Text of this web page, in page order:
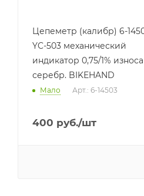
Цепеметр (калибр) 6-
YC-503 механический
индикатор 0,75/1% износа
серебр. BIKEHAND
Мало Арт.: 6-14503
400 руб./шт